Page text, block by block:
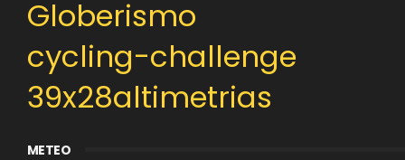
Globerismo
cycling-challenge
39x28altimetrias
METEO